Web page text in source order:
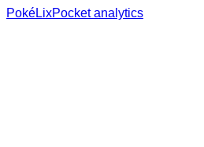
PokéLixPocket analytics